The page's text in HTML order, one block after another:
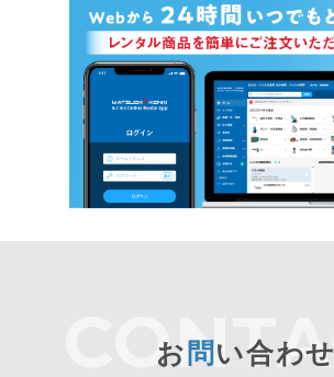
お 問 い合わせ